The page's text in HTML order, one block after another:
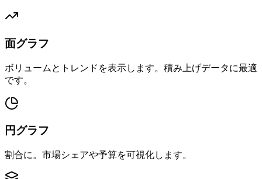
面グラフ
ボリュームとトレンドを表示します。積み上げデータに最適
です。
円グラフ
割合に。市場シェアや予算を可視化します。